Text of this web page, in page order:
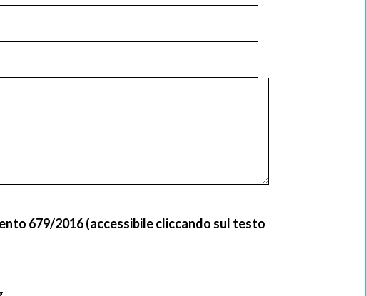
679/2016 (accessibile cliccando sul testo